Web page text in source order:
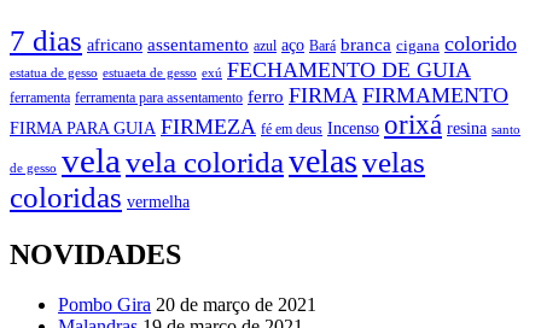
7 dias africano assentamento azul aço Bará branca cigana colorido
estatua de gesso estuaeta de gesso exú FECHAMENTO DE GUIA
ferramenta ferramenta para assentamento ferro FIRMA FIRMAMENTO
FIRMA PARA GUIA FIRMEZA fé em deus Incenso orixá resina santo
de gesso vela vela coloridavelasvelas
coloridas vermelha
NOVIDADES
Pombo Gira 20 de março de 2021